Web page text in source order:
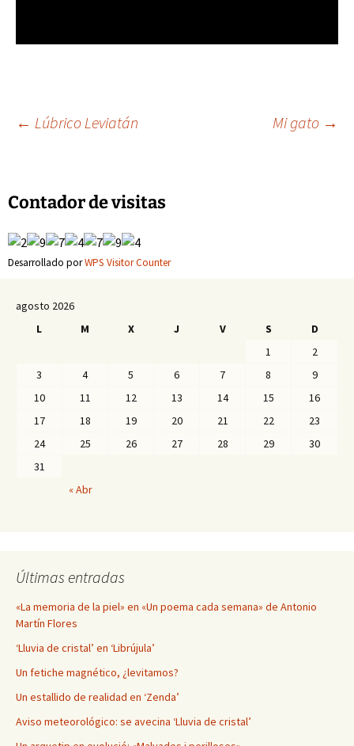
Navegación
de
entradas
← Lúbrico Leviatán Mi gato →
Contador de visitas
Desarrollado porWPS Visitor Counter
agosto 2026
L
M X J V S
D
1
2
3
4 5 6 7 8
9
10
11 12 13 14 15
16
17
18 19 20 21 22
23
24
25 26 27 28 29
30
31
« Abr
Últimas entradas
«La memoria de la piel» en «Un poema cada semana» de Antonio
Martín Flores
‘Lluvia de cristal’ en ‘Librújula’
Un fetiche magnético, ¿levitamos?
Un estallido de realidad en ‘Zenda’
Aviso meteorológico: se avecina ‘Lluvia de cristal’